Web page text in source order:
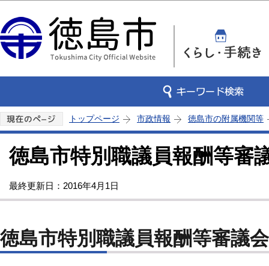
トップページ 市政情報 徳島市の附属機関等
徳島市特別職議員報酬等審
最終更新日：2016年4月1日
徳島市特別職議員報酬等審議